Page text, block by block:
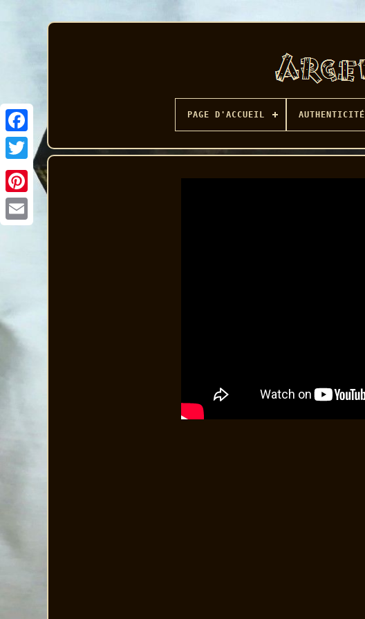
Facebook
PAGE D'ACCUEIL AUTHENTICITÉ